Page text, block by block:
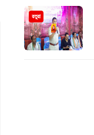
রতুয়া